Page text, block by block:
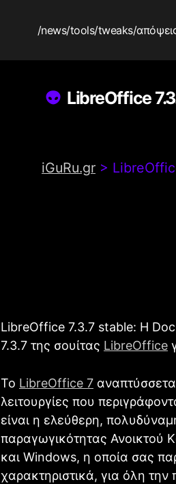
/news/tools/tweaks/
LibreOffice
iGuRu.gr >
LibreOffice 7.3.7 stable: Η
7.3.7 της σουίτας LibreΟffice
Το LibreOffice 7
λειτουργίες που
είναι η ελεύθερη,
παραγωγικότητας Ανοικτού
και Windows, η οποία σας
χαρακτηριστικά, για όλη